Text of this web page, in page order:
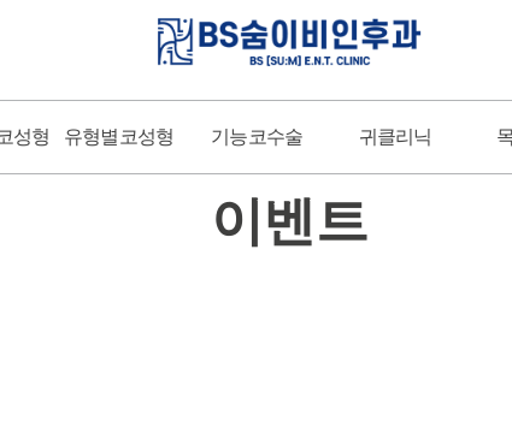
성형 유형별코성형 기능코수술 귀클리닉
EVENT
이벤트